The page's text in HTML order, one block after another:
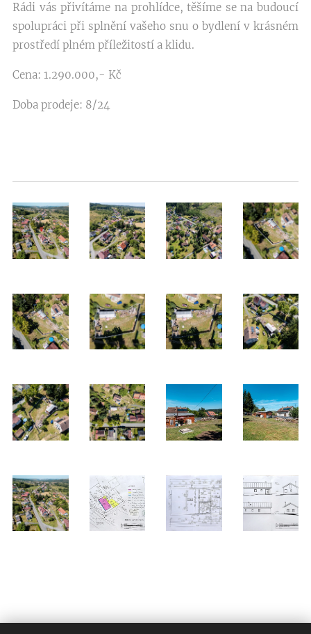
Rádi vás přivítáme na prohlídce, těšíme se na budoucí
spolupráci při splnění vašeho snu o bydlení v krásném
prostředí plném příležitostí a klidu.
Cena: 1.290.000,- Kč
Doba prodeje: 8/24